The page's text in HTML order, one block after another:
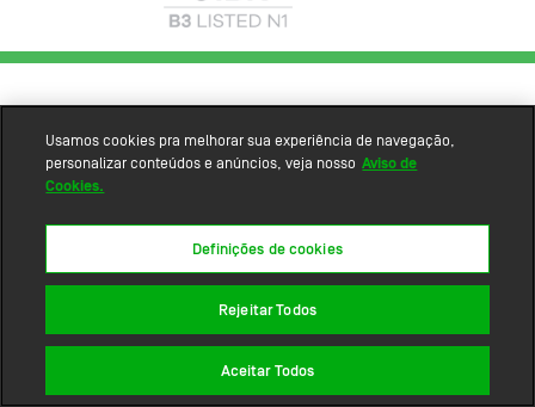
Usamos cookies pra melhorar sua experiência de navegação,
personalizar conteúdos e anúncios, veja nosso Aviso de
Cookies.
Definições de cookies
Rejeitar Todos
Aceitar Todos